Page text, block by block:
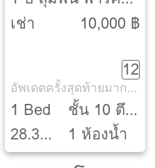
ปิ่นเกล้า [Lumpini
เช่า
10,000 ฿
12
อัพเดตครั้งสุดท้ายมากกว่า 30 วัน
1 Bed
28.3
ตรม.
ชั้น 10 ตึก
B
1 ห้องน้ำ